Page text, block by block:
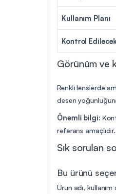
Kullanım Planı
Kontrol
Görünüm ve
Renkli lenslerde
desen
Önemli bilgi:
referans amaçlıdır.
Sık sorulan
Bu ürünü
Ürün adı,